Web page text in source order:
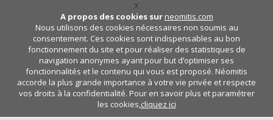
X
A propos des cookies sur neomitis.com
Nous utilisons des cookies nécessaires non soumis au
consentement. Ces cookies sont indispensables au bon
fonctionnement du site et pour réaliser des statistiques de
navigation anonymes ayant pour but d’optimiser ses
fonctionnalités et le contenu qui vous est proposé. Néomitis
accorde la plus grande importance à votre vie privée et respecte
vos droits à la confidentialité. Pour en savoir plus et paramétrer
les cookies,cliquez ici